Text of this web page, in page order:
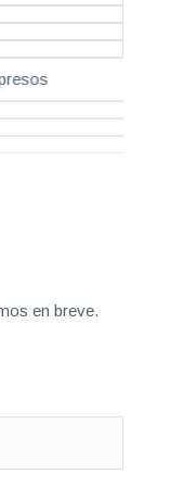
en breve.